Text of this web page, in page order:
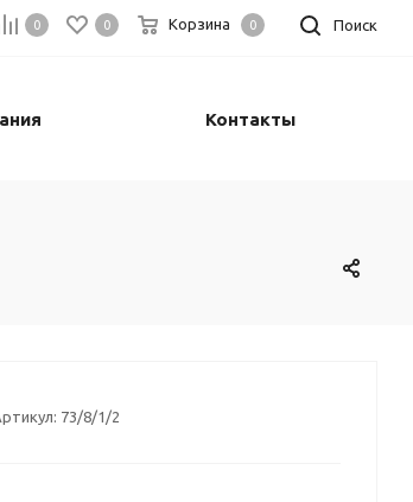
Поиск
0 0 Корзина 0
Контакты
73/8/1/2